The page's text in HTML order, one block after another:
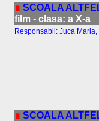
∎ SCOALA
film - clasa: a X-a
Responsabil: Juca
∎ SCOALA